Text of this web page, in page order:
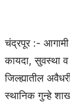
चंद्रपूर :- आगामी
कायदा, सुवस्था
जिल्ह्यातील
स्थानिक गुन्हे